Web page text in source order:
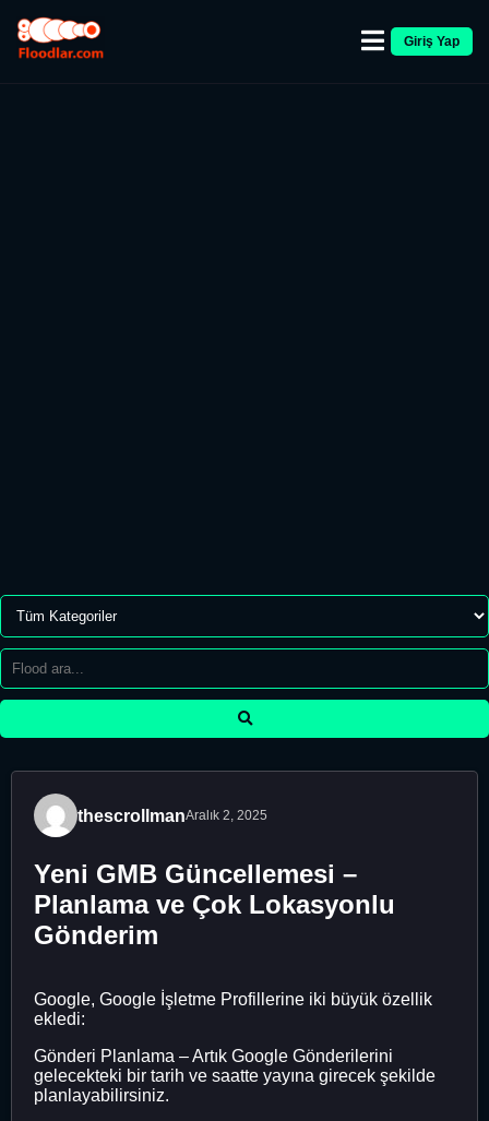
Giriş Yap
thescrollmanAralık 2, 2025
Yeni GMB Güncellemesi –
Planlama ve Çok Lokasyonlu
Gönderim
Google, Google İşletme Profillerine iki büyük özellik
ekledi:
Gönderi Planlama – Artık Google Gönderilerini
gelecekteki bir tarih ve saatte yayına girecek şekilde
planlayabilirsiniz.